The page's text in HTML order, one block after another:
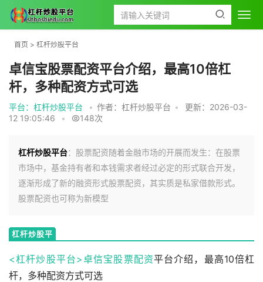
首页 > 杠杆炒股平台
卓信宝股票配资平台介绍，最高10倍杠
杆，多种配资方式可选
平台：杠杆炒股平台 • 作者：杠杆炒股平台 •
更新：2026-03-
12 19:05:46
• 148次
杠杆炒股平台：股票配资随着金融市场的开展而发生：在股票
市场中，基金持有者和本钱需求者经过必定的形式联合开发，
逐渐形成了新的融资形式股票配资，其实质是私家借款形式。
股票配资也可称为新模型
杠杆炒股平
<杠杆炒股平台>卓信宝股票配资平台介绍，最高10倍杠
杆，多种配资方式可选